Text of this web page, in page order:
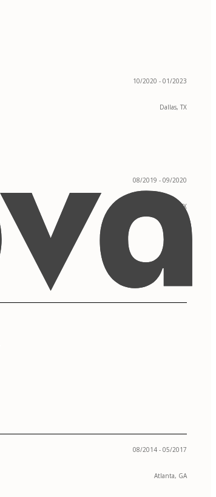
10/2020 - 01/2023
Dallas, TX
08/2019 - 09/2020
Houston, TX
08/2014 - 05/2017
Atlanta, GA